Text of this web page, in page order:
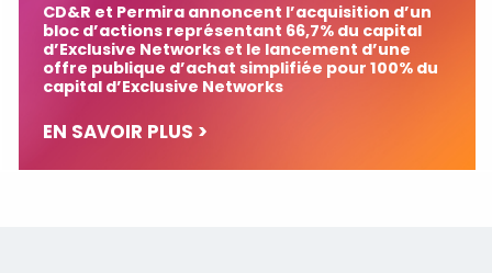
CD&R et Permira annoncent l’acquisition d’un
bloc d’actions représentant 66,7% du capital
d’Exclusive Networks et le lancement d’une
offre publique d’achat simplifiée pour 100% du
capital d’Exclusive Networks
EN SAVOIR PLUS >